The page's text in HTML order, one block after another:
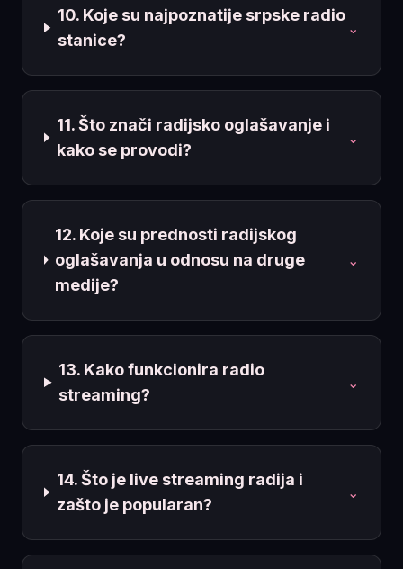
10. Koje su najpoznatije srpske radio
stanice?
⌄
11. Što znači radijsko oglašavanje i
kako se provodi?
⌄
12. Koje su prednosti radijskog
oglašavanja u odnosu na druge
medije?
⌄
13. Kako funkcionira radio
streaming?
⌄
14. Što je live streaming radija i
zašto je popularan?
⌄